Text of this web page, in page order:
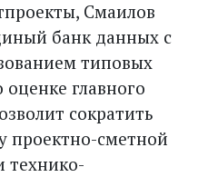
Смаилов
банк данных с
типовых
главного
сократить
проектно-сметной
технико-